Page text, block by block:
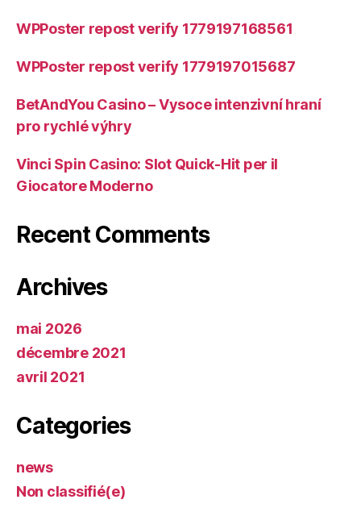
WPPoster repost verify 1779197168561
WPPoster repost verify 1779197015687
BetAndYou Casino – Vysoce intenzivní hraní
pro rychlé výhry
Vinci Spin Casino: Slot Quick‑Hit per il
Giocatore Moderno
Recent Comments
Archives
mai 2026
décembre 2021
avril 2021
Categories
news
Non classifié(e)